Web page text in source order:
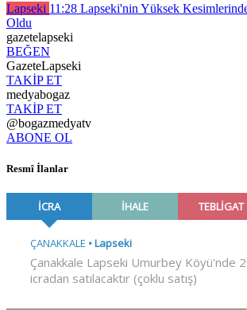
Lapseki 11:28 Lapseki'nin Yüksek
Oldu
gazetelapseki
BEĞEN
GazeteLapseki
TAKİP ET
medyabogaz
TAKİP ET
@bogazmedyatv
ABONE OL
Resmî İlanlar